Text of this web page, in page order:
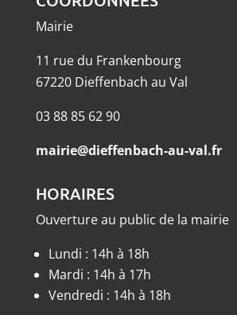
Mairie
11 rue du Frankenbourg
67220 Dieffenbach au Val
03 88 85 62 90
mairie@dieffenbach-au-val.fr
HORAIRES
Ouverture au public de la mairie
Lundi : 14h à 18h
Mardi : 14h à 17h
Vendredi : 14h à 18h